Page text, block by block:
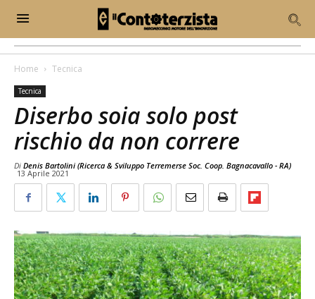
Home Tecnica
Tecnica
Diserbo soia solo post
rischio da non correre
Di Denis Bartolini (Ricerca & Sviluppo Terremerse Soc. Coop. Bagnacavallo - RA)
13 Aprile 2021